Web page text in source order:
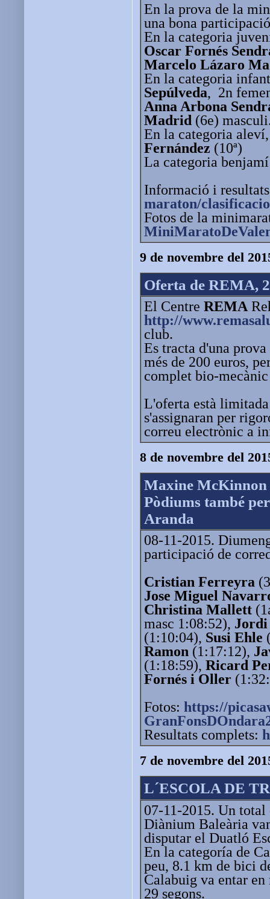
En la prova de la
una bona
En la categoria
Oscar Fornés
Marcelo Lázaro
En la categoria
Sepúlveda, 2n
Anna Arbona
Madrid (6e)
En la categoria
Fernández (10ª)
La categoria
Informació i
maraton/
Fotos de la
9 de novembre del
Oferta de REMA,
El Centre REMA
http://
club.
Es tracta d'una
més de 200 euros,
complet bio-
L'oferta està limitada
s'assignaran per
correu electrònic a
8 de novembre del
Maxine McKinnon
Pòdiums també
Aranda
08-11-2015.
participació de
Cristian Ferreyra
Jose Miguel
Christina Mallett
masc 1:08:52), Jordi
(1:10:04), Susi Ehle
Ramon (1:17:12),
(1:18:59), Ricard
Fornés i Oller
Fotos: https://
Resultats complets:
7 de novembre del
L´ESCOLA DE
07-11-2015. Un
Diànium Baleària
disputar el Duatló
En la categoría de
peu, 8.1 km de bici
Calabuig va entar
29 segons.